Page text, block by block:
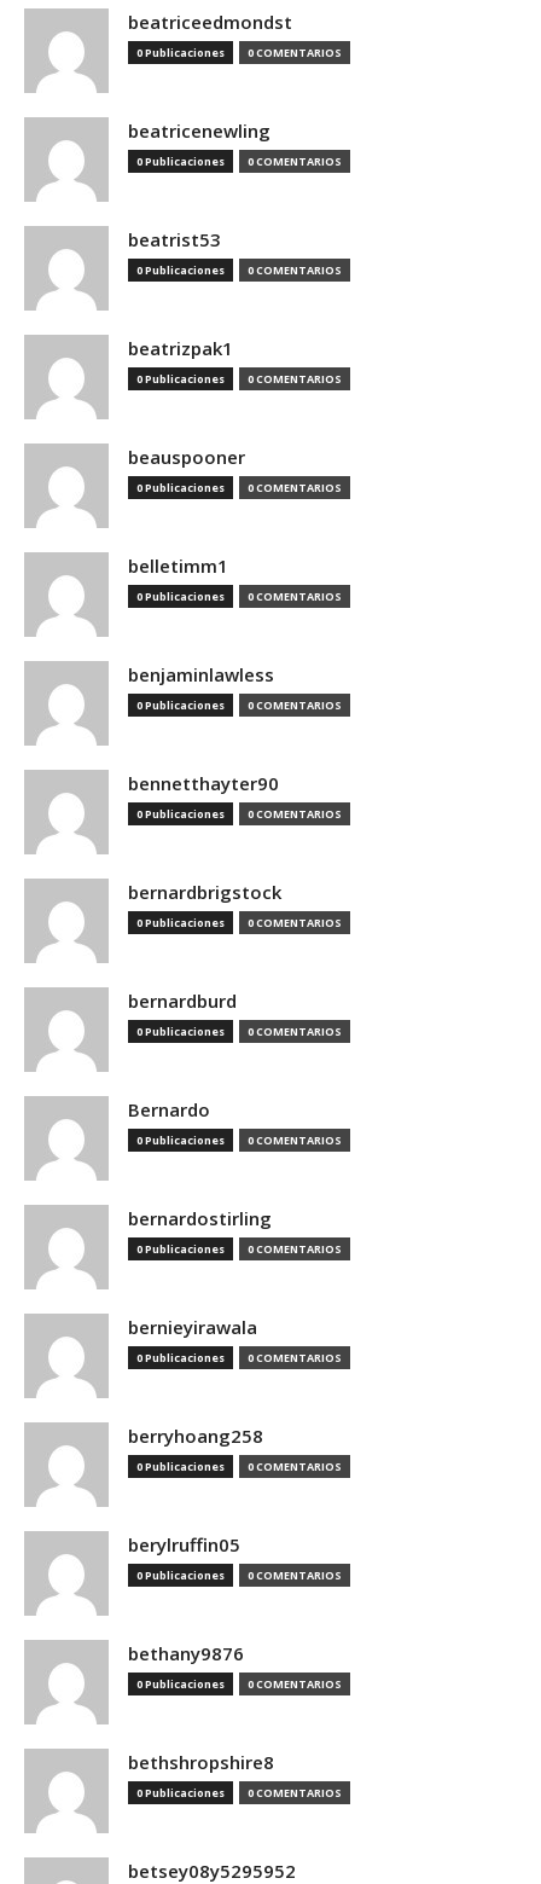
beatriceedmondst
0 Publicaciones 0 COMENTARIOS
beatricenewling
0 Publicaciones 0 COMENTARIOS
beatrist53
0 Publicaciones 0 COMENTARIOS
beatrizpak1
0 Publicaciones 0 COMENTARIOS
beauspooner
0 Publicaciones 0 COMENTARIOS
belletimm1
0 Publicaciones 0 COMENTARIOS
benjaminlawless
0 Publicaciones 0 COMENTARIOS
bennetthayter90
0 Publicaciones 0 COMENTARIOS
bernardbrigstock
0 Publicaciones 0 COMENTARIOS
bernardburd
0 Publicaciones 0 COMENTARIOS
Bernardo
0 Publicaciones 0 COMENTARIOS
bernardostirling
0 Publicaciones 0 COMENTARIOS
bernieyirawala
0 Publicaciones 0 COMENTARIOS
berryhoang258
0 Publicaciones 0 COMENTARIOS
berylruffin05
0 Publicaciones 0 COMENTARIOS
bethany9876
0 Publicaciones 0 COMENTARIOS
bethshropshire8
0 Publicaciones 0 COMENTARIOS
betsey08y5295952